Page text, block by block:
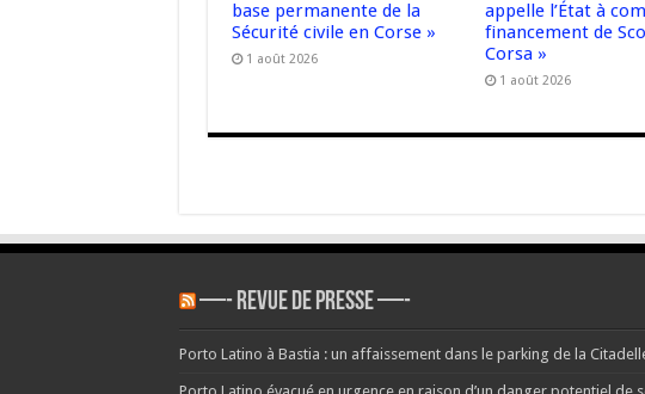
base permanente de la
Sécurité civile en Corse »
1 août 2026
appelle l’État à
financement de
Corsa »
1 août 2026
—- REVUE DE PRESSE —-
Porto Latino à Bastia : un affaissement dans le parking de la